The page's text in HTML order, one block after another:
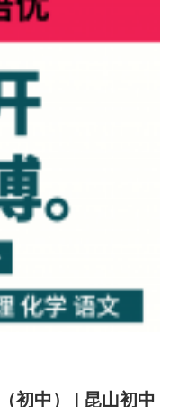
初中） | 昆山初中